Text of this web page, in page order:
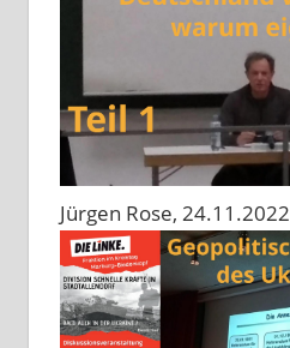
Jürgen Rose, 24.11.2022